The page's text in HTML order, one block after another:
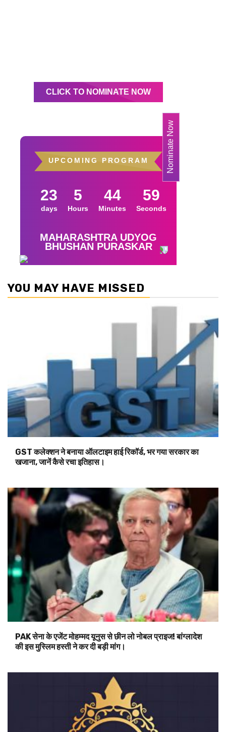
YOU MAY HAVE MISSED
GST कलेक्शन ने बनाया ऑलटाइम हाई रिकॉर्ड, भर गया सरकार का
खजाना, जानें कैसे रचा इतिहास।
PAK सेना के एजेंट मोहम्मद यूनुस से छीन लो नोबल प्राइज! बांग्लादेश
की इस मुस्लिम हस्ती ने कर दी बड़ी मांग।